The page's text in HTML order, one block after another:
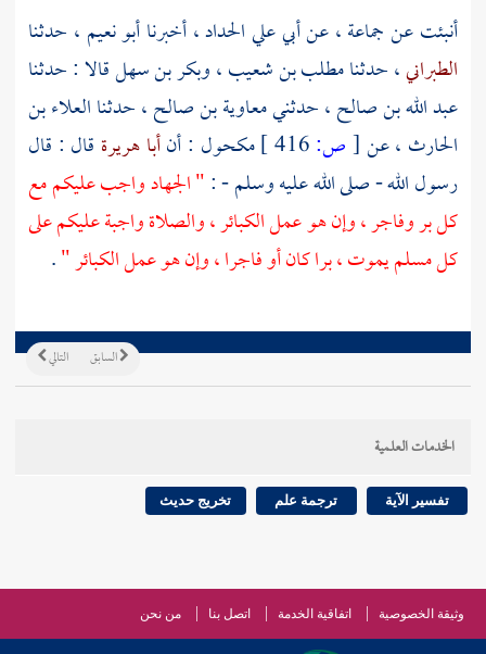
أنبئت عن جماعة ، عنأبي علي الحداد، أخبرناأبو نعيم ، حدثنا
الطبراني، حدثنامطلب بن شعيب،وبكر بن سهلقالا : حدثنا
عبد الله بن صالح، حدثنيمعاوية بن صالح، حدثناالعلاء بن
الحارث ، عن[ص: مكحول : أنأبا هريرة قال : قال
رسول الله - صلى الله عليه وسلم - :" الجهاد واجب عليكم مع
كل بر وفاجر ، وإن هو عمل الكبائر ، والصلاة واجبة عليكم على
كل مسلم يموت ، برا كان أو فاجرا ، وإن هو عمل الكبائر ".
التالي السابق
الخدمات العلمية
تفسير الآية ترجمة علم تخريج حديث
وثيقة الخصوصية اتفاقية الخدمة اتصل بنا من نحن